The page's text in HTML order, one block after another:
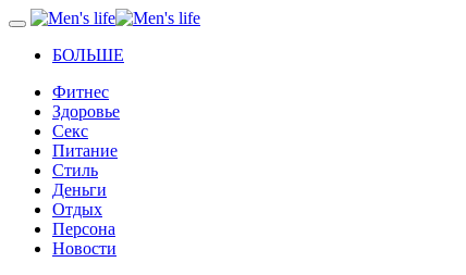
БОЛЬШЕ
Фитнес
Здоровье
Секс
Питание
Стиль
Деньги
Отдых
Персона
Новости